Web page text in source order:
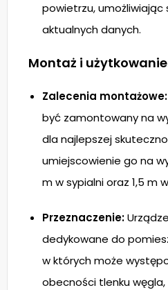
powietrzu, umożliwiając
aktualnych danych.
Montaż i
Zalecenia montażowe:
być zamontowany na
dla najlepszej
umiejscowienie go na
m w sypialni oraz 1,5 m
Przeznaczenie:
dedykowane do
w których może
obecności tlenku